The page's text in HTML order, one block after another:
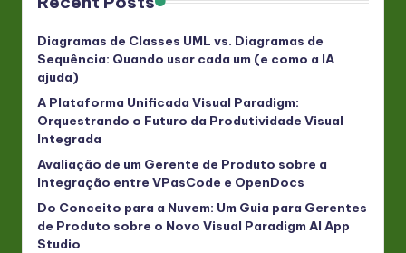
Diagramas de Classes UML vs. Diagramas de
Sequência: Quando usar cada um (e como a IA
ajuda)
A Plataforma Unificada Visual Paradigm:
Orquestrando o Futuro da Produtividade Visual
Integrada
Avaliação de um Gerente de Produto sobre a
Integração entre VPasCode e OpenDocs
Do Conceito para a Nuvem: Um Guia para Gerentes
de Produto sobre o Novo Visual Paradigm AI App
Studio